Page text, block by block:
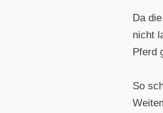
Da
nicht
Pferd
So